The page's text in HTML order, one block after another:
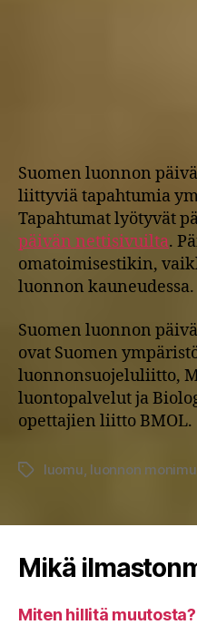
Suomen luonnon
liittyviä tapahtumia
Tapahtumat lyötyvät
päivän nettisivuilta.
omatoimisestikin,
luonnon kauneudessa.
Suomen luonnon
ovat Suomen
luonnonsuojeluliitto,
luontopalvelut ja
opettajien liitto BMOL.
Avainsanat
luomu luonnon
Mikä
Miten hillitä muutosta?